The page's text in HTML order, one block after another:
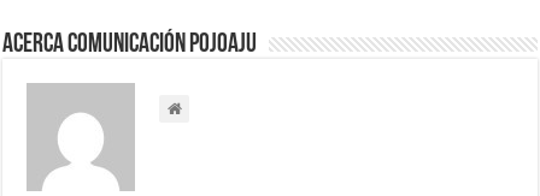
Acerca Comunicación Pojoaju